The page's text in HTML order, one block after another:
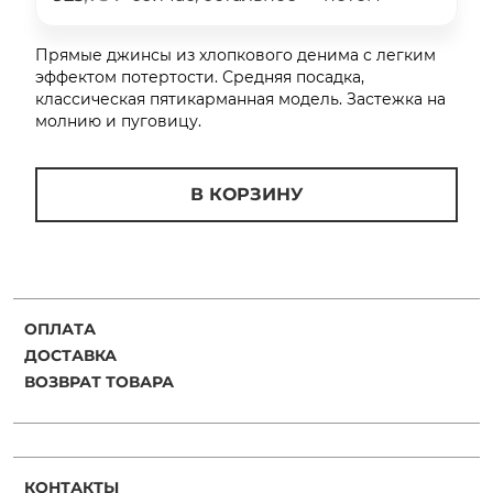
Прямые джинсы из хлопкового денима с легким
эффектом потертости. Средняя посадка,
классическая пятикарманная модель. Застежка на
молнию и пуговицу.
В КОРЗИНУ
ОПЛАТА
ДОСТАВКА
ВОЗВРАТ ТОВАРА
КОНТАКТЫ
недели
Остались вопросы?
8 800 302-02-51
plait.ru